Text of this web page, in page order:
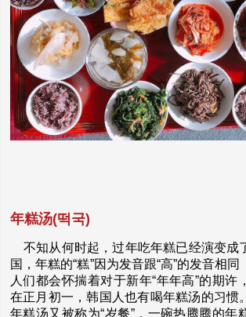
年糕汤(떡국)
不知从何时起，过年吃年糕已经演变成
国，年糕的“糕”因为发音跟“高”的发音相同
人们都会怀揣着对于新年“年年高”的期许
在正月初一，韩国人也有喝年糕汤的习惯
年糕汤又被称为“岁餐”，一碗热腾腾的年